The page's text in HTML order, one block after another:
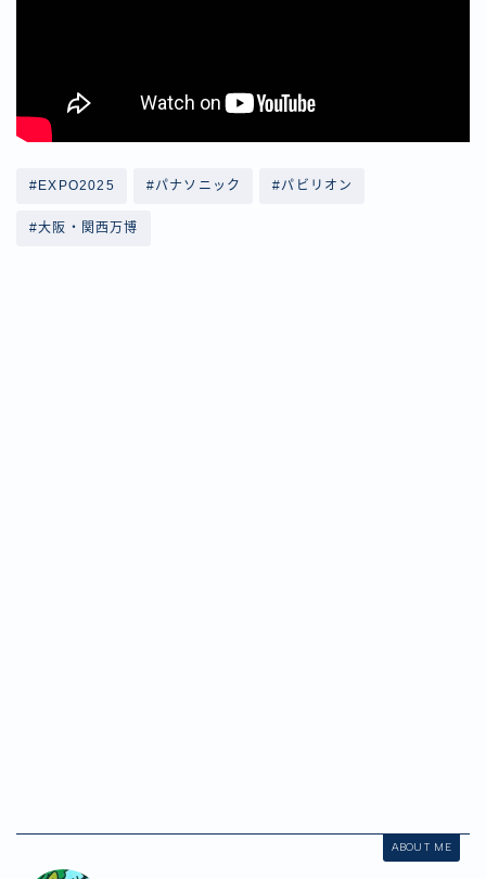
#EXPO2025 #パナソニック #パビリオン
#大阪・関西万博
ABOUT ME